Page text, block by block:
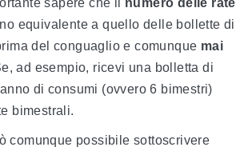
sapere che il numero delle rate
equivalente a quello delle bollette di
del conguaglio e comunque mai
ad esempio, ricevi una bolletta di
di consumi (ovvero 6 bimestri)
bimestrali.
comunque possibile sottoscrivere